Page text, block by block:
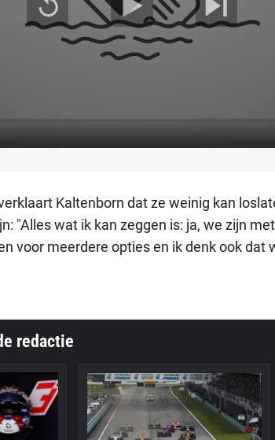
Kaltenborn dat ze weinig kan
"Alles wat ik kan zeggen is: ja, we zijn
voor meerdere opties en ik denk ook dat
redactie